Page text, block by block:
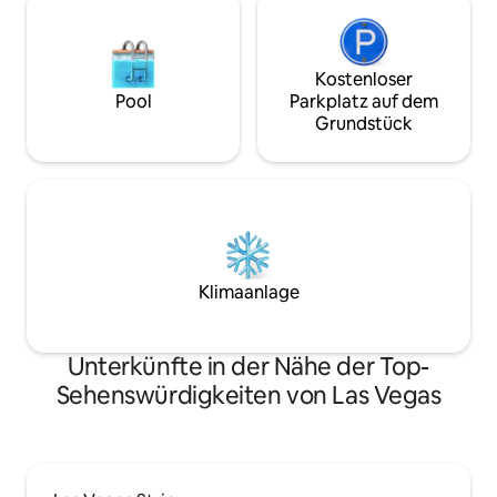
Pool
Kostenloser
Parkplatz auf dem
Grundstück
Klimaanlage
Unterkünfte in der Nähe der Top-
Sehenswürdigkeiten von Las Vegas